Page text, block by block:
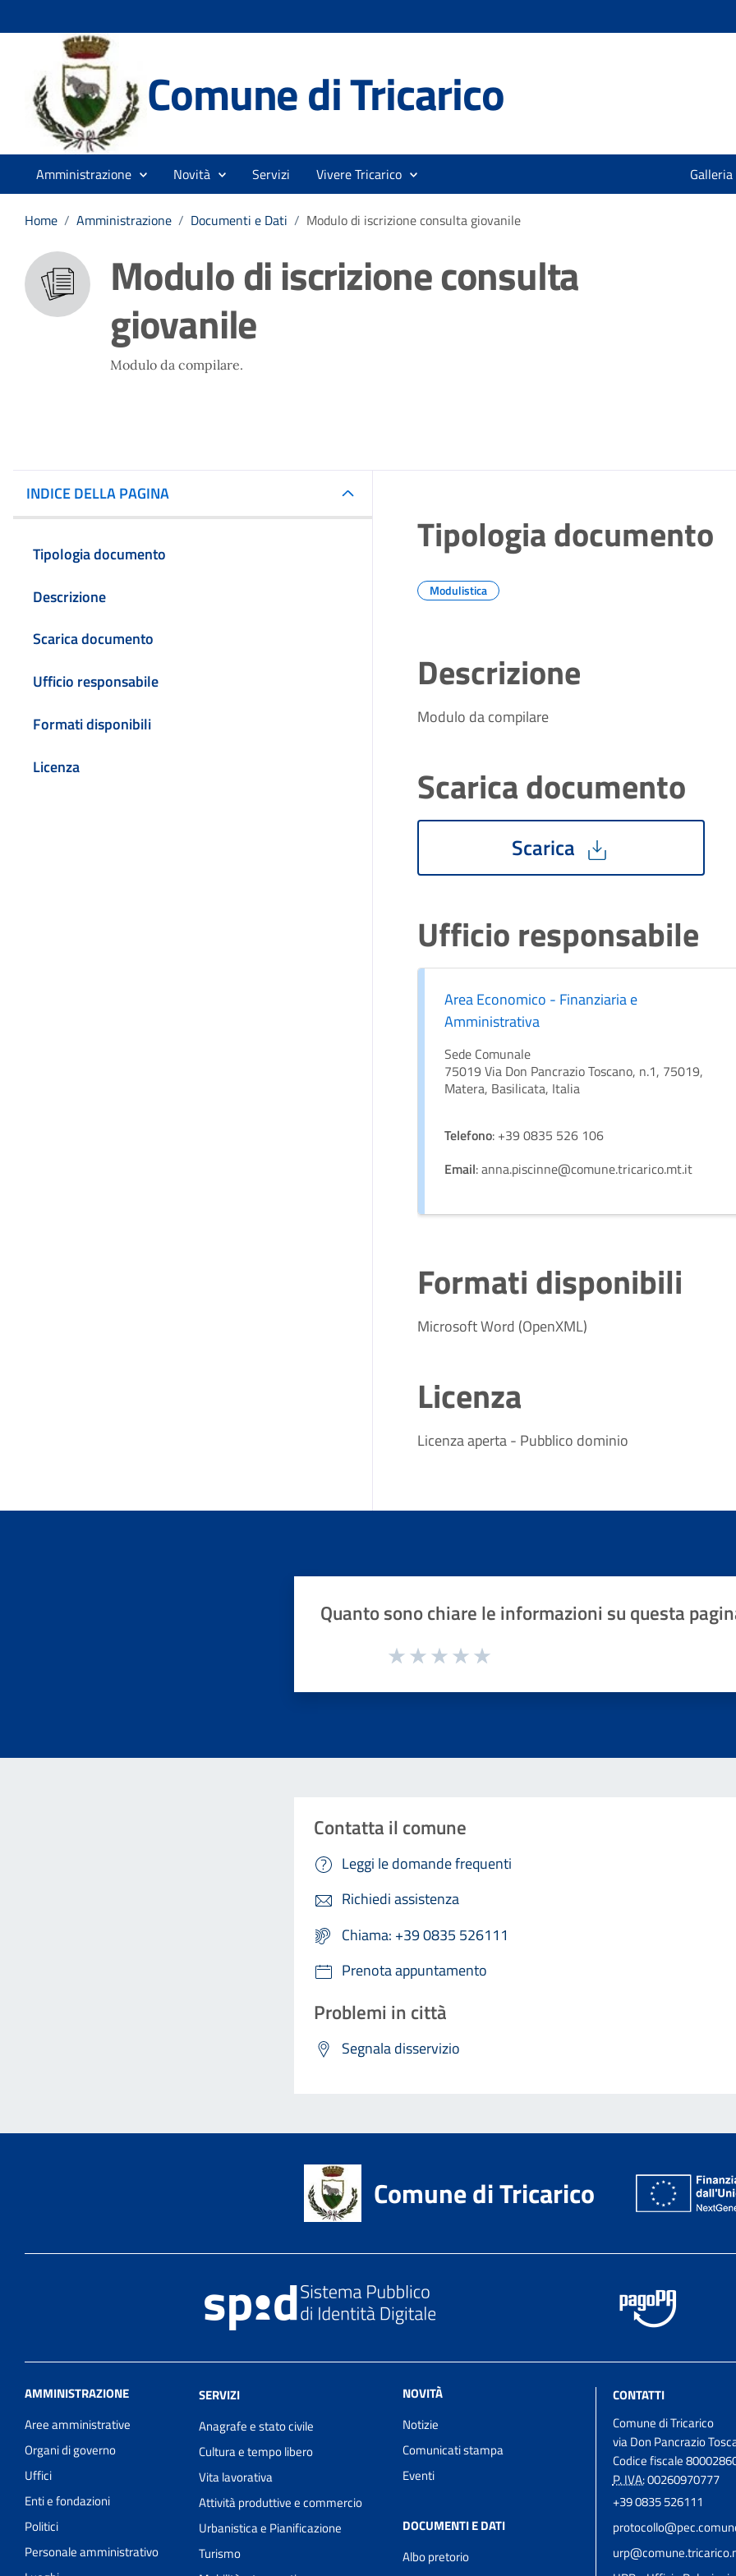
Comune di Tricarico
Amministrazione Novità Servizi Vivere Tricarico Galleria
Home / Amministrazione / Documenti e Dati / Modulo di iscrizione consulta giovanile
Modulo di iscrizione consulta
giovanile
Modulo da compilare.
INDICE DELLA PAGINA
Tipologia documento
Descrizione
Scarica documento
Ufficio responsabile
Formati disponibili
Licenza
Tipologia documento
Modulistica
Descrizione
Modulo da compilare
Scarica documento
Scarica
Ufficio responsabile
Area Economico - Finanziaria e
Amministrativa
Sede Comunale
75019 Via Don Pancrazio Toscano, n.1, 75019,
Matera, Basilicata, Italia
Telefono: +39 0835 526 106
Email: anna.piscinne@comune.tricarico.mt.it
Formati disponibili
Microsoft Word (OpenXML)
Licenza
Licenza aperta - Pubblico dominio
Quanto sono chiare le informazioni su questa
Valuta da 1 a 5 stelle la pagina
Contatta il comune
Leggi le domande frequenti
Richiedi assistenza
Chiama: +39 0835 526111
Prenota appuntamento
Problemi in città
Segnala disservizio
Comune di Tricarico
AMMINISTRAZIONE
Aree amministrative
Organi di governo
Uffici
Enti e fondazioni
Politici
Personale amministrativo
SERVIZI
Anagrafe e stato civile
Cultura e tempo libero
Vita lavorativa
Attività produttive e commercio
Urbanistica e Pianificazione
Turismo
NOVITÀ
Notizie
Comunicati stampa
Eventi
DOCUMENTI E DATI
Albo pretorio
CONTATTI
Comune di Tricarico
via Don Pancrazio
Codice fiscale
P. IVA:00260970777
+39 0835 526111